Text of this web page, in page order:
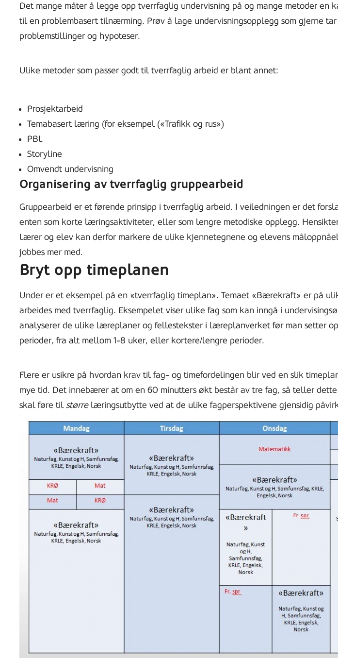
Det mange måter å legge opp tverrfaglig undervisning på og mange metoder
til en problembasert tilnærming. Prøv å lage undervisningsopplegg som gjerne
problemstillinger og hypoteser.
Ulike metoder som passer godt til tverrfaglig arbeid er blant annet:
Prosjektarbeid
Temabasert læring (for eksempel («Trafikk og rus»)
PBL
Storyline
Omvendt undervisning
Organisering av tverrfaglig gruppearbeid
Gruppearbeid er et førende prinsipp i tverrfaglig arbeid. I veiledningen er det
enten som korte læringsaktiviteter, eller som lengre metodiske opplegg.
Lærer og elev kan derfor markere de ulike kjennetegnene og elevens
jobbes mer med.
Bryt opp timeplanen
Under er et eksempel på en «tverrfaglig timeplan». Temaet «Bærekraft» er på
arbeides med tverrfaglig. Eksempelet viser ulike fag som kan inngå i
analyserer de ulike læreplaner og fellestekster i læreplanverket før man setter
perioder, fra alt mellom 1-8 uker, eller kortere/lengre perioder.
Flere er usikre på hvordan krav til fag- og timefordelingen blir ved en slik
mye tid. Det innebærer at om en 60 minutters økt består av tre fag, så teller
skal føre til størrelæringsutbytte ved at de ulike fagperspektivene gjensidig